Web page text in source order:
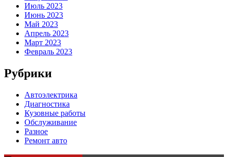
Июль 2023
Июнь 2023
Май 2023
Апрель 2023
Март 2023
Февраль 2023
Рубрики
Автоэлектрика
Диагностика
Кузовные работы
Обслуживание
Разное
Ремонт авто